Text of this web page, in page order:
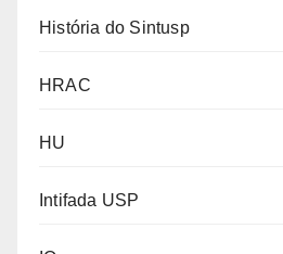
História do Sintusp
HRAC
HU
Intifada USP